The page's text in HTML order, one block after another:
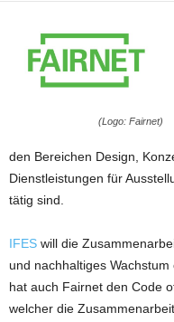
(Logo: Fairnet)
den Bereichen Design,
Dienstleistungen für
tätig sind.
IFES will die
und nachhaltiges
hat auch Fairnet den Code
welcher die